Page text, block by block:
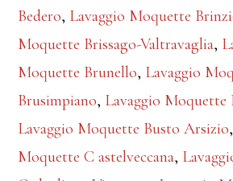
Bedero, Lavaggio Moquette
Moquette Brissago-Valtravaglia,
Moquette Brunello, Lavaggio
Brusimpiano, Lavaggio Moquette
Lavaggio Moquette Busto Arsizio,
Moquette C astelveccana,